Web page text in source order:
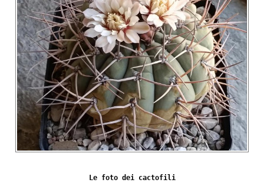
Le foto dei cactofili